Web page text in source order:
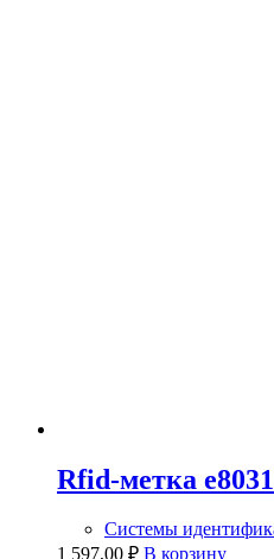
Rfid-метка
Системы
1 597,00 ₽ В корзину